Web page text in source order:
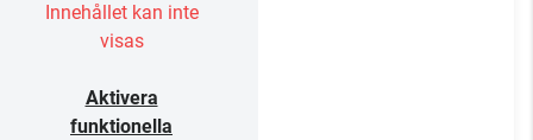
Innehållet kan inte
visas
Aktivera
funktionella